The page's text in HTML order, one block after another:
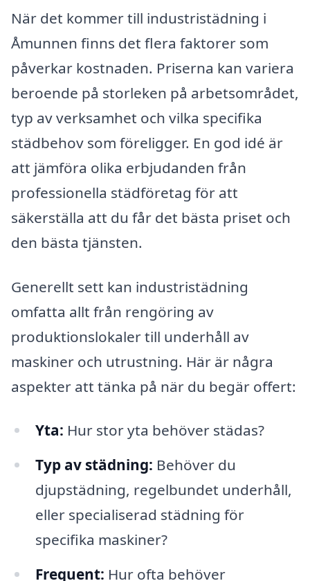
När det kommer till industristädning i
Åmunnen finns det flera faktorer som
påverkar kostnaden. Priserna kan variera
beroende på storleken på arbetsområdet,
typ av verksamhet och vilka specifika
städbehov som föreligger. En god idé är
att jämföra olika erbjudanden från
professionella städföretag för att
säkerställa att du får det bästa priset och
den bästa tjänsten.
Generellt sett kan industristädning
omfatta allt från rengöring av
produktionslokaler till underhåll av
maskiner och utrustning. Här är några
aspekter att tänka på när du begär offert:
Yta: Hur stor yta behöver städas?
Typ av städning: Behöver du
djupstädning, regelbundet underhåll,
eller specialiserad städning för
specifika maskiner?
Frequent: Hur ofta behöver